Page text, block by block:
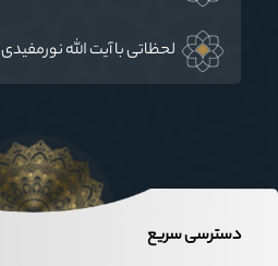
لحظاتی با آیت الله نورمفیدی
دسترسی سریع